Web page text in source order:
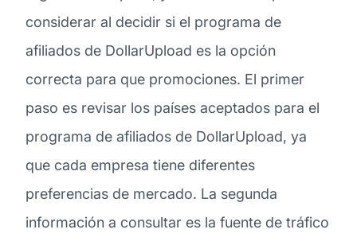
considerar al decidir si el programa de
afiliados de DollarUpload es la opción
correcta para que promociones. El primer
paso es revisar los países aceptados para el
programa de afiliados de DollarUpload, ya
que cada empresa tiene diferentes
preferencias de mercado. La segunda
información a consultar es la fuente de tráfico